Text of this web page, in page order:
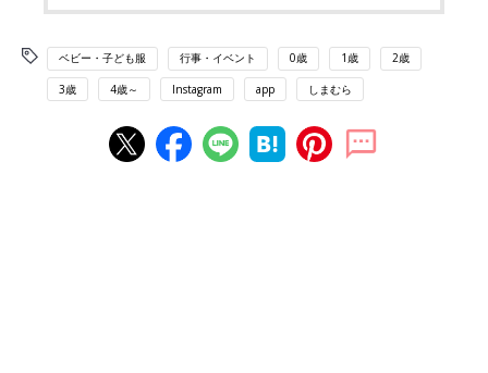
ベビー・子ども服 行事・イベント 0歳 1歳 2歳
3歳 4歳～ Instagram app しまむら